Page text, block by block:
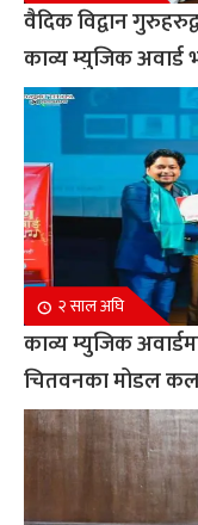
वैदिक विद्वान
काव्य म्युजिक अवार्ड
२ साल अघि
काव्य म्युजिक
चितवनका मोडल